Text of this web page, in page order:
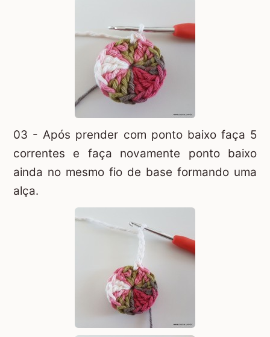
03 - Após prender com ponto baixo faça 5
correntes e faça novamente ponto baixo
ainda no mesmo fio de base formando uma
alça.